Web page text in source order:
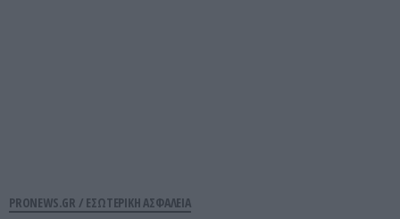
PRONEWS.GR / ΕΣΩΤΕΡΙΚΗ ΑΣΦΑΛΕΙΑ